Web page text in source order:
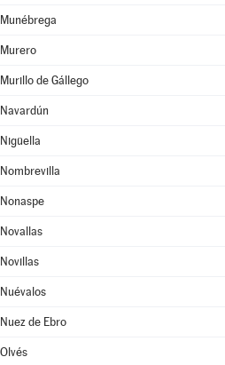
Munébrega
Murero
Murillo de Gállego
Navardún
Nigüella
Nombrevilla
Nonaspe
Novallas
Novillas
Nuévalos
Nuez de Ebro
Olvés